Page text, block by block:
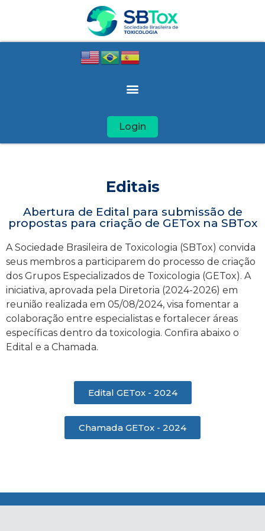
Login
Editais
Abertura de Edital para submissão de
propostas para criação de GETox na SBTox
A Sociedade Brasileira de Toxicologia (SBTox) convida
seus membros a participarem do processo de criação
dos Grupos Especializados de Toxicologia (GETox). A
iniciativa, aprovada pela Diretoria (2024-2026) em
reunião realizada em 05/08/2024, visa fomentar a
colaboração entre especialistas e fortalecer áreas
específicas dentro da toxicologia. Confira abaixo o
Edital e a Chamada.
Edital GETox - 2024
Chamada GETox - 2024
.